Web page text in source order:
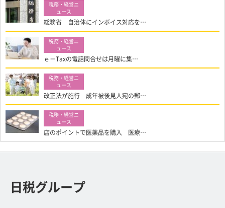
総務省 自治体にインボイス対応を…
ｅ－Taxの電話問合せは月曜に集…
改正法が施行 成年被後見人宛の郵…
店のポイントで医薬品を購入 医療…
日税グループ